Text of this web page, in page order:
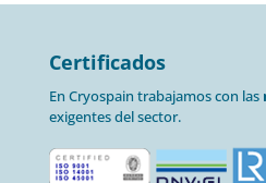
Certificados
En Cryospain trabajamos con las
exigentes del sector.